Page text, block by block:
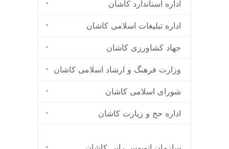
اداره استاندارد كاشان
اداره تبلیغات اسلامی کاشان
جهاد کشاورزی کاشان
وزارت فرهنگ و ارشاد اسلامی کاشان
شورای اسلامی کاشان
اداره حج و زیارت کاشان